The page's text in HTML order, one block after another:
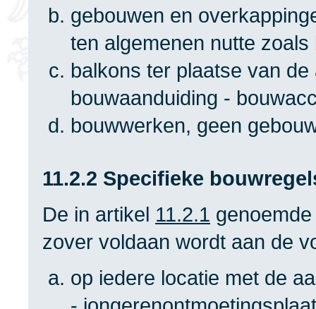
gebouwen en
ten algemenen nutte
balkons ter plaatse van
bouwaanduiding -
bouwwerken, geen
11.2.2 Specifieke
De in artikel 11.2.1
zover voldaan wordt aan de
op iedere locatie met de